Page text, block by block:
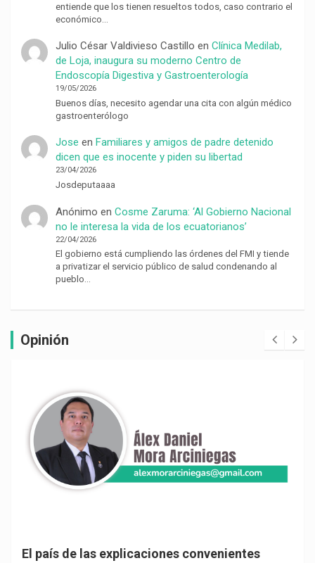
entiende que los tienen resueltos todos, caso contrario el
económico…
Julio César Valdivieso Castillo en Clínica Medilab,
de Loja, inaugura su moderno Centro de
Endoscopía Digestiva y Gastroenterología
19/05/2026
Buenos días, necesito agendar una cita con algún médico
gastroenterólogo
Jose en Familiares y amigos de padre detenido
dicen que es inocente y piden su libertad
23/04/2026
Josdeputaaaa
Anónimo en Cosme Zaruma: ‘Al Gobierno Nacional
no le interesa la vida de los ecuatorianos’
22/04/2026
El gobierno está cumpliendo las órdenes del FMI y tiende
a privatizar el servicio público de salud condenando al
pueblo…
Opinión
El país de las explicaciones convenientes